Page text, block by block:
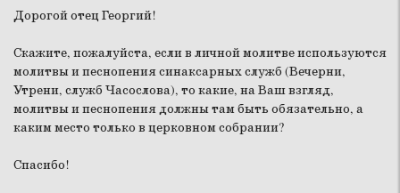
Дорогой отец Георгий!
Скажите, пожалуйста, если в личной молитве используются
молитвы и песнопения синаксарных служб (Вечерни,
Утрени, служб Часослова), то какие, на Ваш взгляд,
молитвы и песнопения должны там быть обязательно, а
каким место только в церковном собрании?
Спасибо!